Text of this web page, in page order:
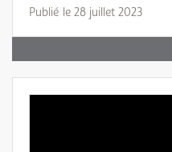
Publié le 28 juillet 2023